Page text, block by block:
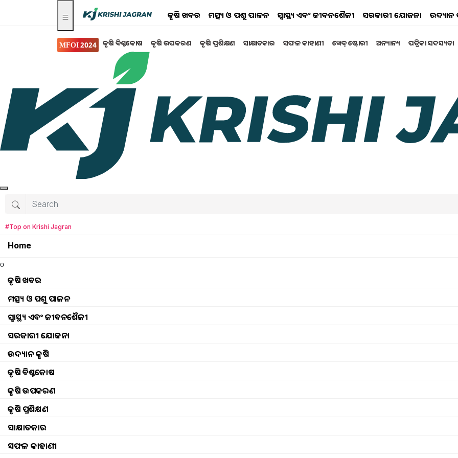
କୃଷି ଖବର ମତ୍ସ୍ୟ ଓ ପଶୁ ପାଳନ ସ୍ୱାସ୍ଥ୍ୟ ଏବଂ ଜୀବନଶୈଳୀ ସରକାରୀ ଯୋଜନା ଉଦ୍ୟାନ
MFOI 2024 କୃଷି ବିଶ୍ବକୋଷ କୃଷି ଉପକରଣ କୃଷି ପ୍ରଶିକ୍ଷଣ ସାକ୍ଷାତକାର ସଫଳ କାହାଣୀ ୱେବ୍ ଷ୍ଟୋରୀ ଅନ୍ୟାନ୍ୟ ପତ୍ରିକା ସଦସ୍ୟତା
#Top on Krishi Jagran
Home
o
କୃଷି ଖବର
ମତ୍ସ୍ୟ ଓ ପଶୁ ପାଳନ
ସ୍ୱାସ୍ଥ୍ୟ ଏବଂ ଜୀବନଶୈଳୀ
ସରକାରୀ ଯୋଜନା
ଉଦ୍ୟାନ କୃଷି
କୃଷି ବିଶ୍ବକୋଷ
କୃଷି ଉପକରଣ
କୃଷି ପ୍ରଶିକ୍ଷଣ
ସାକ୍ଷାତକାର
ସଫଳ କାହାଣୀ
ସ୍ୱାସ୍ଥ୍ୟ ଏବଂ ଜୀବନଶୈଳୀ
ଶରୀରରେ ଏହି 6 ଟି ଲକ୍ଷଣ ଦେଖିବା ମାତ୍ରେ
ହୋଇଯାଆନ୍ତୁ ସତର୍କ ...
ଶରୀରରେ କୋଲେଷ୍ଟ୍ରଲ୍ (cholesterol)ବୃଦ୍ଧି ହେତୁ, ହୃଦ୍‌ଜନିତ ସମସ୍ୟା ଦେଖା ଦେଇଥାଏ। ତେଣୁ, ଆମେ ଆମର